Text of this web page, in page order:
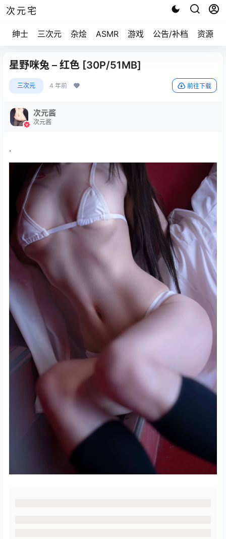
次元宅
绅士 三次元 杂烩 ASMR 游戏 公告/补档 资源求
星野咪兔 – 红色 [30P/51MB]
三次元 4 年前 前往下载
次元酱
次元酱
.